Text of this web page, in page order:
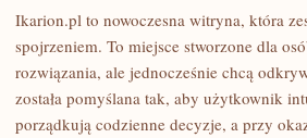
Ikarion.pl to nowoczesna witryna, która
spojrzeniem. To miejsce stworzone dla
rozwiązania, ale jednocześnie chcą
została pomyślana tak, aby użytkownik
porządkują codzienne decyzje, a przy